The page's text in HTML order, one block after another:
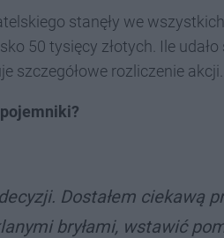
stanęły we
50 tysięcy złotych. Ile
szczegółowe rozliczenie akcji.
Dostałem ciekawą
bryłami, wstawić